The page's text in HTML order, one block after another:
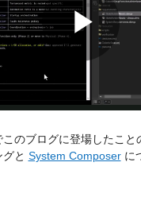
このブログに登場したこと
と System Composerに